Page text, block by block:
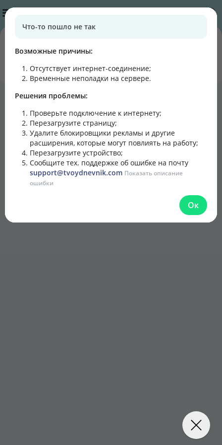
0подписчиков
Подписаться Написать
Блог Лента Кулинарная книга
Что-то пошло не так
Возможные причины:
Отсутствует интернет-соединение;
Временные неполадки на сервере.
Решения проблемы:
Проверьте подключение к интернету;
Перезагрузите страницу;
Удалите блокировщики рекламы и другие
расширения, которые могут повлиять на работу;
Перезагрузите устройство;
Сообщите тех. поддержке об ошибке на почту
support@tvoydnevnik.com Показать описание
ошибки
Ок